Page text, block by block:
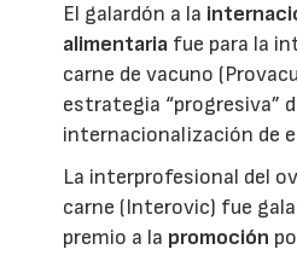
El galardón a la
alimentaria fue para la
carne de vacuno
estrategia “progresiva”
internacionalización de
La interprofesional del
carne (Interovic) fue
premio a la promoción